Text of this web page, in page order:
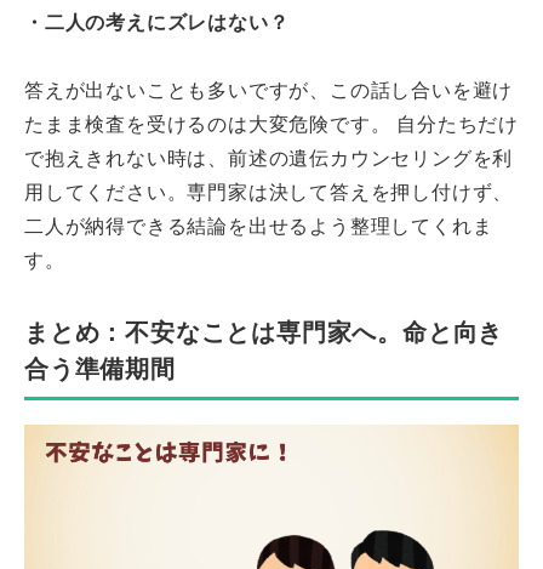
・二人の考えにズレはない？
答えが出ないことも多いですが、この話し合いを避け
たまま検査を受けるのは大変危険です。 自分たちだけ
で抱えきれない時は、前述の遺伝カウンセリングを利
用してください。専門家は決して答えを押し付けず、
二人が納得できる結論を出せるよう整理してくれま
す。
まとめ：不安なことは専門家へ。命と向き
合う準備期間